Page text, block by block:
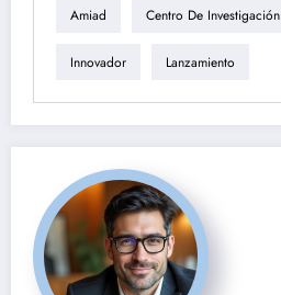
Amiad Centro De Investigación
Innovador Lanzamiento